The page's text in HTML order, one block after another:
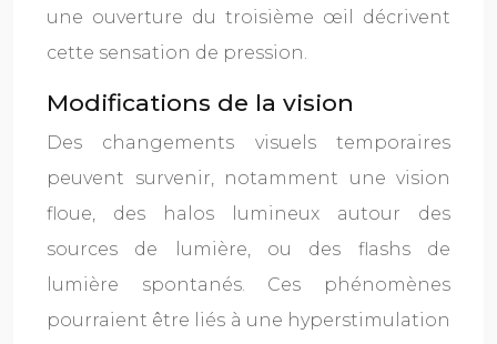
une ouverture du troisième œil décrivent
cette sensation de pression.
Modifications de la vision
Des changements visuels temporaires
peuvent survenir, notamment une vision
floue, des halos lumineux autour des
sources de lumière, ou des flashs de
lumière spontanés. Ces phénomènes
pourraient être liés à une hyperstimulation